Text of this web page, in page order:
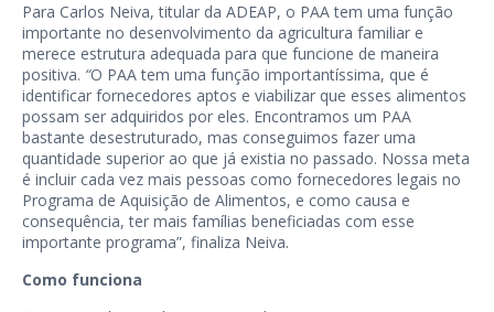
Para Carlos Neiva, titular da ADEAP, o PAA tem uma função
importante no desenvolvimento da agricultura familiar e
merece estrutura adequada para que funcione de maneira
positiva. “O PAA tem uma função importantíssima, que é
identificar fornecedores aptos e viabilizar que esses alimentos
possam ser adquiridos por eles. Encontramos um PAA
bastante desestruturado, mas conseguimos fazer uma
quantidade superior ao que já existia no passado. Nossa meta
é incluir cada vez mais pessoas como fornecedores legais no
Programa de Aquisição de Alimentos, e como causa e
consequência, ter mais famílias beneficiadas com esse
importante programa”, finaliza Neiva.
Como funciona